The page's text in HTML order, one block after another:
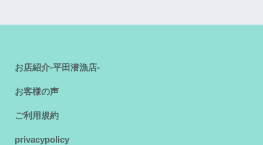
お店紹介-平田潜漁店-
お客様の声
ご利用規約
privacypolicy